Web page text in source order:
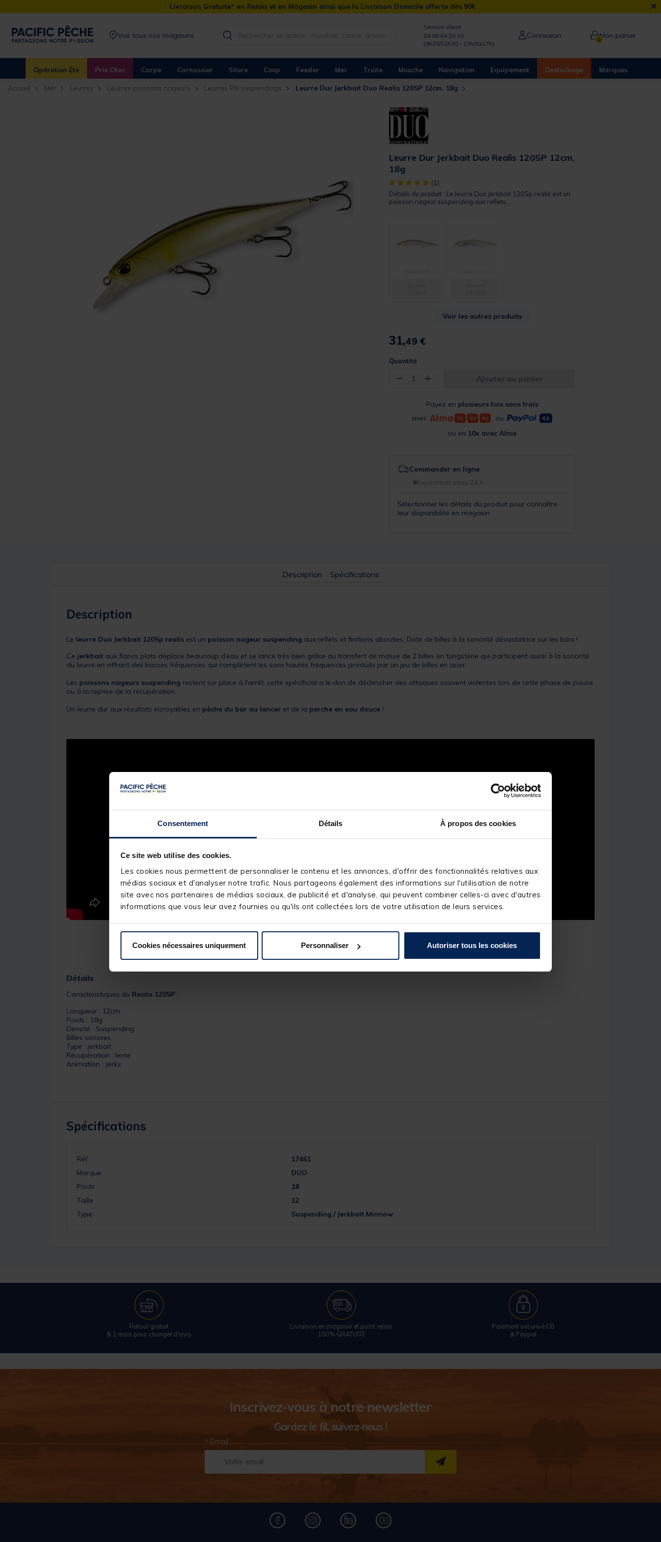
Consentement Détails À propos des cookies
Ce site web utilise des cookies.
Les cookies nous permettent de personnaliser le contenu et les annonces, d'offrir des fonctionnalités relatives aux
médias sociaux et d'analyser notre trafic. Nous partageons également des informations sur l'utilisation de notre
site avec nos partenaires de médias sociaux, de publicité et d'analyse, qui peuvent combiner celles-ci avec d'autres
informations que vous leur avez fournies ou qu'ils ont collectées lors de votre utilisation de leurs services.
Cookies nécessaires uniquement Personnaliser Autoriser tous les cookies
Livraison Gratuite* en Relais et en Magasin ainsi que la Livraison Domicile offerte dès 90€ ×
Voir tous nos magasins
Service client
04 99 64 20 10
(9h30/12h30 - 13h30/17h)
Connexion 0Mon panier
Opération Été Prix Choc Carpe Carnassier Silure Coup Feeder Mer Truite Mouche Navigation Equipement Destockage Marques
Accueil Mer Leurres Leurres poissons nageurs Leurres PN suspendings Leurre Dur Jerkbait Duo Realis 120SP 12cm, 18g
Leurre Dur Jerkbait Duo Realis 120SP 12cm,
18g
[object Object] out of 5 Customer Rating
(1)
Détails du produit : Le leurre Duo Jerkbait 120Sp realis est un
poisson nageur suspending aux reflets...
Voir les autres produits
31,49 €
Quantité
− 1 + Ajouter au panier
Payez en plusieurs fois sans frais
avec
ou
ou en 10x avec Alma
Commander en ligne
Expédition sous 24 h
Sélectionner les détails du produit pour connaître
leur disponibilité en magasin
Description Spécifications
Description
Le leurre Duo Jerkbait 120Sp realis est un poisson nageur suspending aux reflets et finitions abouties. Doté de billes à la sonorité dévastatrice sur les bars !
Ce jerkbait aux flancs plats déplace beaucoup d’eau et se lance très bien grâce au transfert de masse de 2 billes en tungstène qui participent aussi à la sonorité
du leurre en offrant des basses fréquences qui complètent les sons hautes fréquences produits par un jeu de billes en acier.
Les poissons nageurs suspending restent sur place à l'arrêt, cette spécificité a le don de déclencher des attaques souvent violentes lors de cette phase de pause
ou à la reprise de la récupération.
Un leurre dur aux résultats incroyables en pêche du bar au lancer et de la perche en eau douce !
Détails
Caractéristiques du Realis 120SP :
Longueur : 12cm
Poids : 18g
Densité : Suspending
Billes sonores
Type : jerkbait
Récupération : lente
Animation : Jerks
Spécifications
Réf.
17461
Marque
DUO
Poids
18
Taille
12
Type
Suspending / Jerkbait Minnow
Retour gratuit
& 1 mois pour changer d'avis
Livraison en magasin et point relais
100% GRATUITE
Paiement sécurisé CB
& Paypal
Inscrivez-vous à notre newsletter
Gardez le fil, suivez-nous !
* Email
S''INSCRIRE